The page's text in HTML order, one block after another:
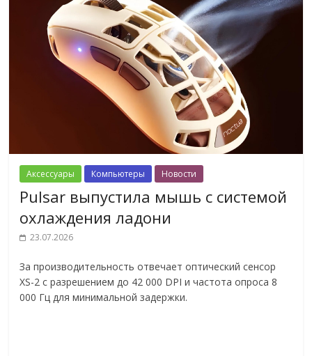
Аксессуары Компьютеры Новости
Pulsar выпустила мышь с системой
охлаждения ладони
23.07.2026
За производительность отвечает оптический сенсор
XS-2 с разрешением до 42 000 DPI и частота опроса 8
000 Гц для минимальной задержки.